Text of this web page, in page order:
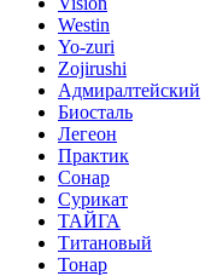
Westin
Yo-zuri
Zojirushi
Адмиралтейский
Биосталь
Легеон
Практик
Сонар
Сурикат
ТАЙГА
Титановый
Тонар